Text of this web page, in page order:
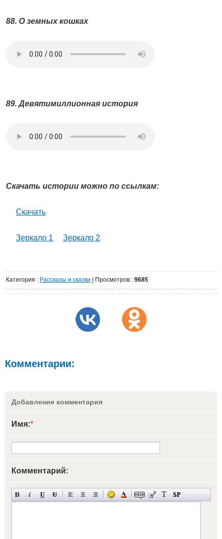
88. О земных кошках
89. Девятимиллионная история
Скачать истории можно по ссылкам:
Скачать
Зеркало 1 Зеркало 2
Категория : Рассказы и сказки Просмотров : 9685
Комментарии:
Добавление комментария
Имя:*
Комментарий: